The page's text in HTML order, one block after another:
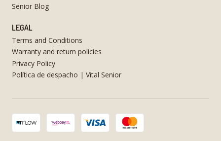
Senior Blog
LEGAL
Terms and Conditions
Warranty and return policies
Privacy Policy
Política de despacho | Vital Senior